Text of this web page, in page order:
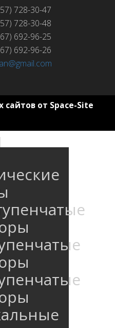
728-30-47
728-30-48
692-96-25
692-96-26
от Space-Site